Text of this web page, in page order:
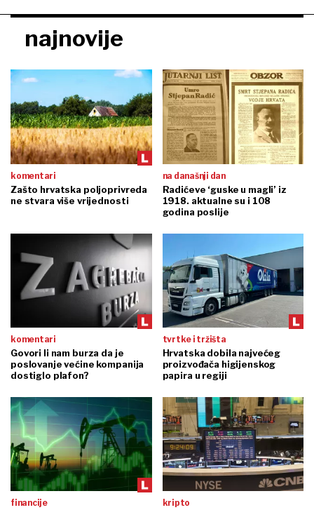
najnovije
komentari
Zašto hrvatska poljoprivreda
ne stvara više vrijednosti
na današnji dan
Radićeve ‘guske u magli’ iz
1918. aktualne su i 108
godina poslije
komentari
Govori li nam burza da je
poslovanje većine kompanija
dostiglo plafon?
tvrtke i tržišta
Hrvatska dobila najvećeg
proizvođača higijenskog
papira u regiji
financije kripto